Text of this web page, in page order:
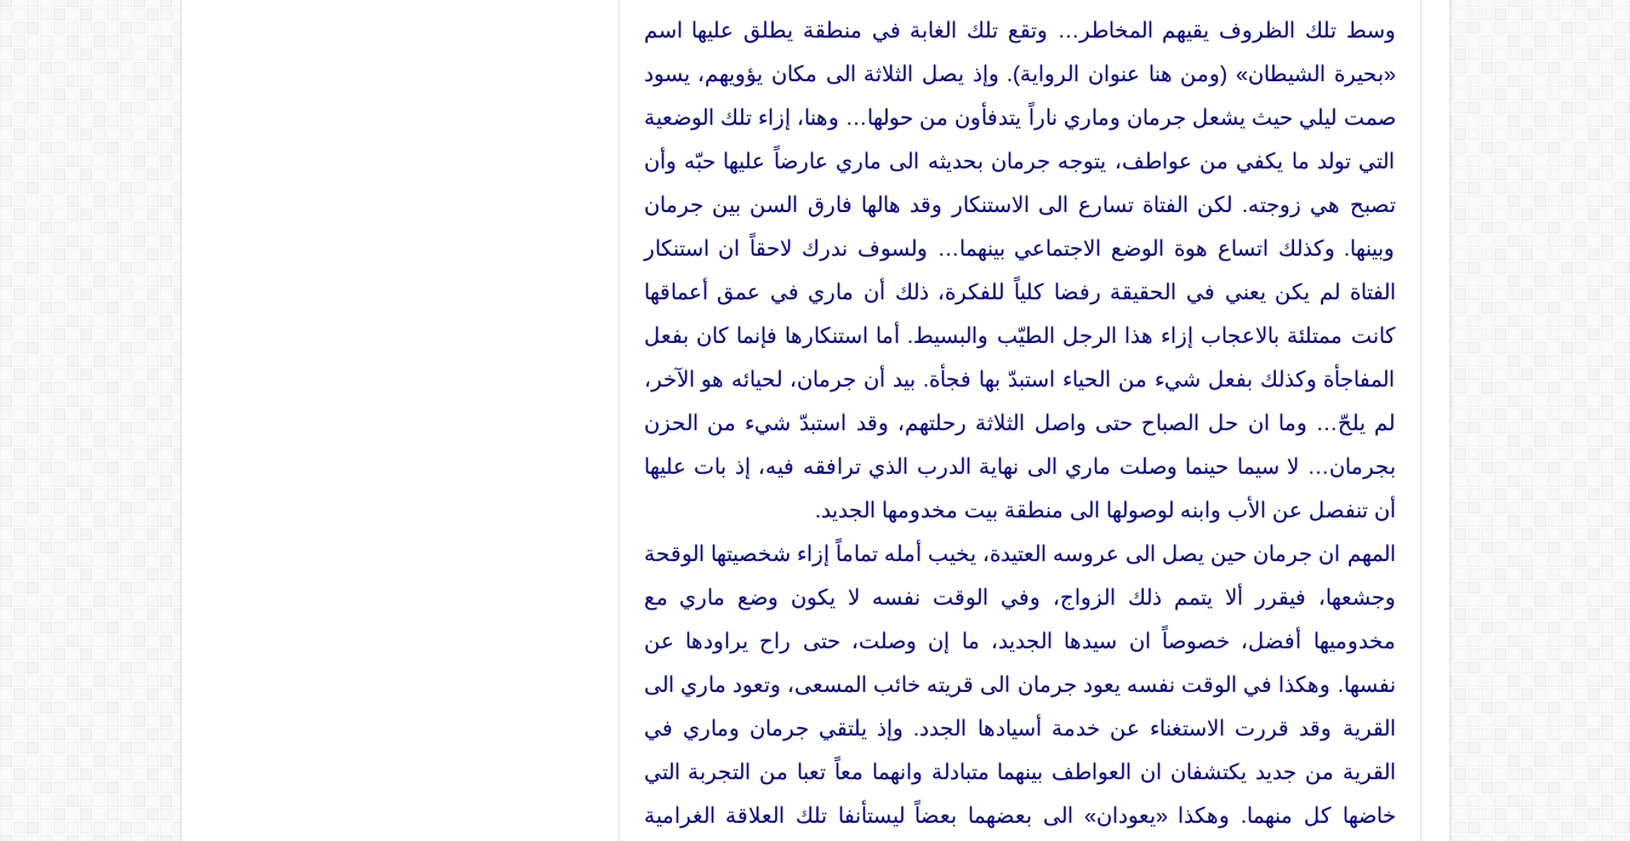
وسط تلك الظروف يقيهم المخاطر… وتقع تلك الغابة في منطقة يطلق عليها اسم
«بحيرة الشيطان» (ومن هنا عنوان الرواية). وإذ يصل الثلاثة الى مكان يؤويهم، يسود
صمت ليلي حيث يشعل جرمان وماري ناراً يتدفأون من حولها… وهنا، إزاء تلك الوضعية
التي تولد ما يكفي من عواطف، يتوجه جرمان بحديثه الى ماري عارضاً عليها حبّه وأن
تصبح هي زوجته. لكن الفتاة تسارع الى الاستنكار وقد هالها فارق السن بين جرمان
وبينها. وكذلك اتساع هوة الوضع الاجتماعي بينهما… ولسوف ندرك لاحقاً ان استنكار
الفتاة لم يكن يعني في الحقيقة رفضا كلياً للفكرة، ذلك أن ماري في عمق أعماقها
كانت ممتلئة بالاعجاب إزاء هذا الرجل الطيّب والبسيط. أما استنكارها فإنما كان بفعل
المفاجأة وكذلك بفعل شيء من الحياء استبدّ بها فجأة. بيد أن جرمان، لحيائه هو الآخر،
لم يلحّ… وما ان حل الصباح حتى واصل الثلاثة رحلتهم، وقد استبدّ شيء من الحزن
بجرمان… لا سيما حينما وصلت ماري الى نهاية الدرب الذي ترافقه فيه، إذ بات عليها
أن تنفصل عن الأب وابنه لوصولها الى منطقة بيت مخدومها الجديد.
المهم ان جرمان حين يصل الى عروسه العتيدة، يخيب أمله تماماً إزاء شخصيتها الوقحة
وجشعها، فيقرر ألا يتمم ذلك الزواج، وفي الوقت نفسه لا يكون وضع ماري مع
مخدوميها أفضل، خصوصاً ان سيدها الجديد، ما إن وصلت، حتى راح يراودها عن
نفسها. وهكذا في الوقت نفسه يعود جرمان الى قريته خائب المسعى، وتعود ماري الى
القرية وقد قررت الاستغناء عن خدمة أسيادها الجدد. وإذ يلتقي جرمان وماري في
القرية من جديد يكتشفان ان العواطف بينهما متبادلة وانهما معاً تعبا من التجربة التي
خاضها كل منهما. وهكذا «يعودان» الى بعضهما بعضاً ليستأنفا تلك العلاقة الغرامية